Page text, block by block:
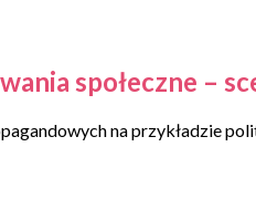
społeczne –
na przykładzie